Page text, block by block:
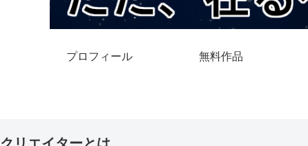
プロフィール 無料作品